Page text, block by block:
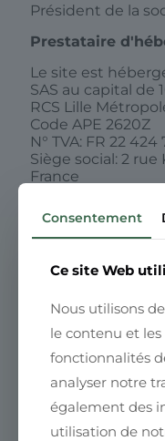
Président de la
Prestataire
Le site est
SAS au capital de
RCS Lille
Code APE 2620Z
N° TVA: FR 22 424
Siège social: 2
France
Le
Rejoignez
Conseils,
Consentement
Ce site Web
Nous utilisons
le contenu et
fonctionnalités
analyser notre
également des
utilisation de